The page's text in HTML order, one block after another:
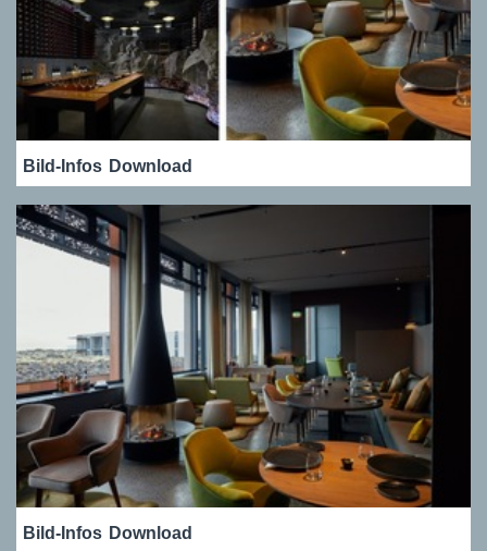
Bild-Infos Download
Bild-Infos Download